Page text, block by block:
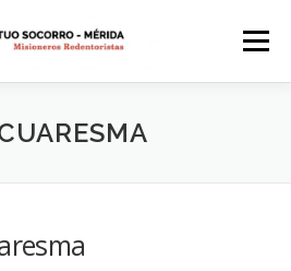
Menú
HISTORIA